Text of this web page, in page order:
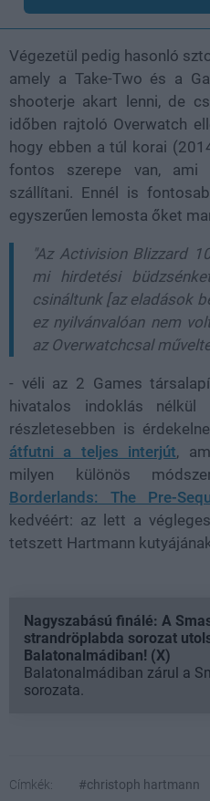
Végezetül pedig hasonló
amely a Take-Two és a
shooterje akart lenni, de
időben rajtoló Overwatch
hogy ebben a túl korai
fontos szerepe van,
szállítani. Ennél is
egyszerűen lemosta őket
"Az Activision Blizzard
mi hirdetési
csináltunk [az eladások
ez nyilvánvalóan nem
az Overwatchcsal
- véli az 2 Games
hivatalos indoklás
részletesebben is
átfutni a teljes interjút,
milyen különös
Borderlands: The Pre-
kedvéért: az lett a
tetszett Hartmann
Nagyszabású finálé: A
strandröplabda sorozat
Balatonalmádiban! (X)
Balatonalmádiban zárul a
sorozata.
Címkék: #christoph hartmann